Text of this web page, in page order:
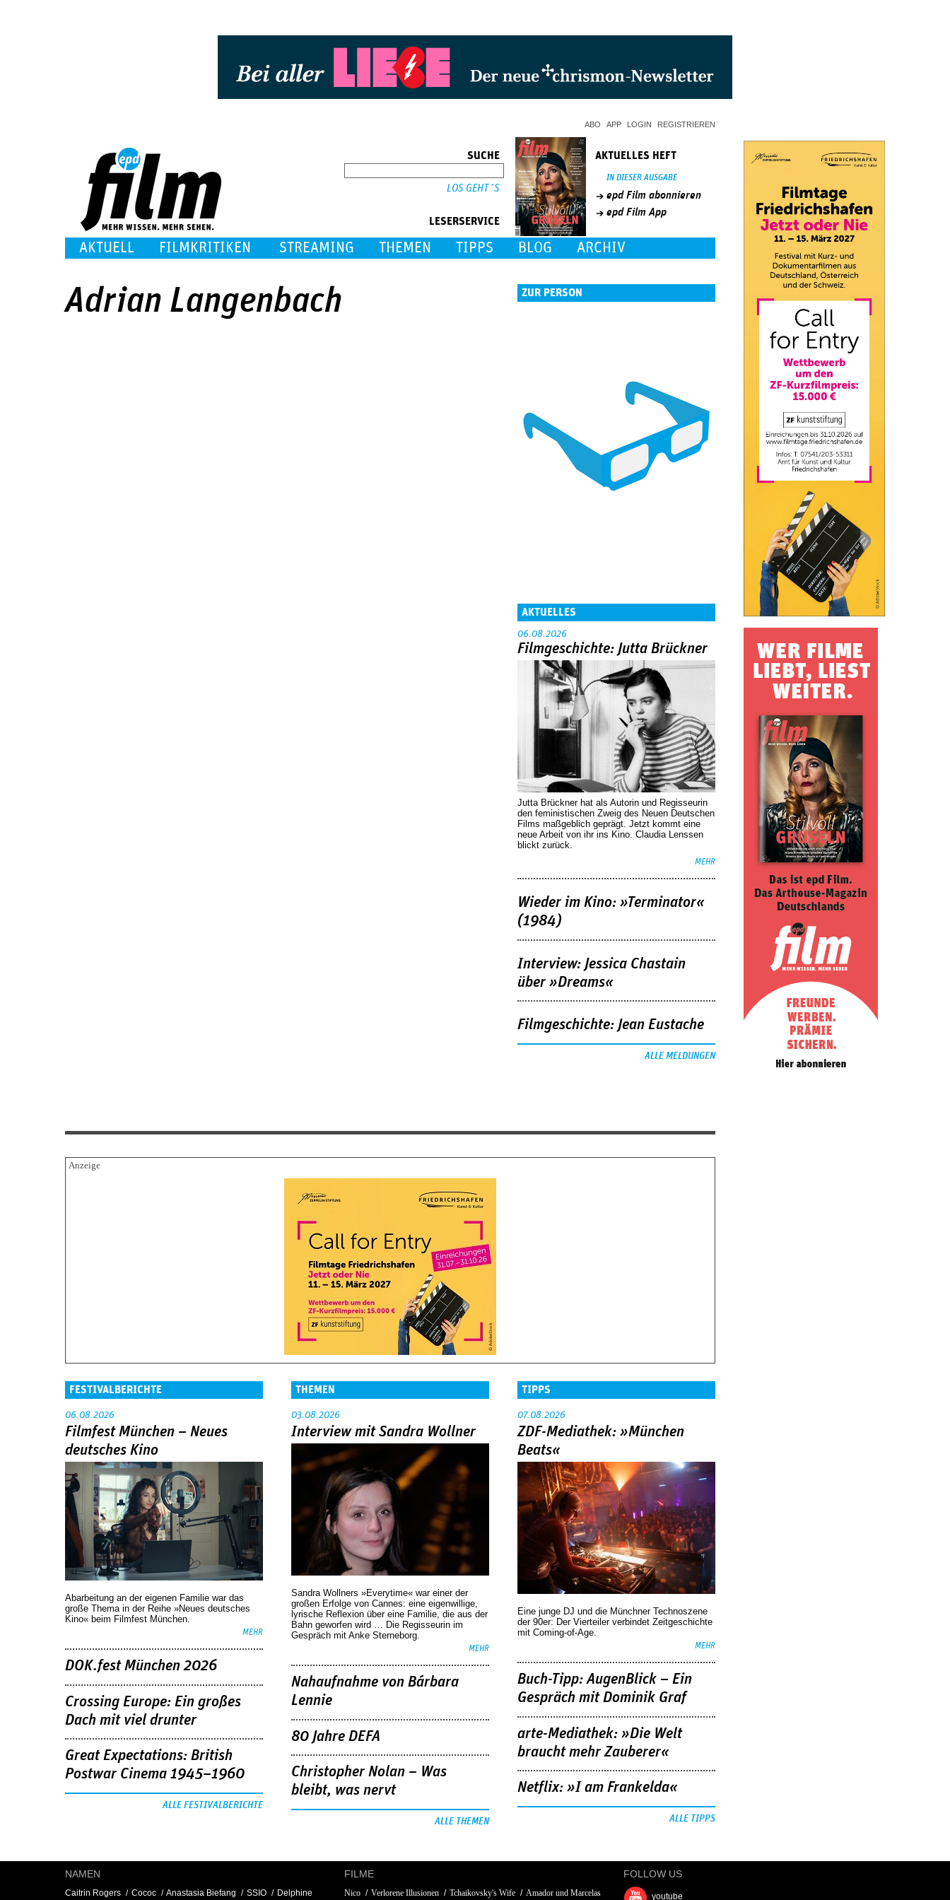
ABO APP LOGIN REGISTRIEREN
SUCHE
LESERSERVICE
AKTUELLES HEFT
IN DIESER AUSGABE
epd Film abonnieren
epd Film App
AKTUELL FILMKRITIKEN STREAMING THEMEN TIPPS BLOG ARCHIV
Adrian Langenbach ZUR PERSON
AKTUELLES
06.08.2026
Filmgeschichte: Jutta Brückner
Jutta Brückner hat als Autorin und Regisseurin
den feministischen Zweig des Neuen Deutschen
Films maßgeblich geprägt. Jetzt kommt eine
neue Arbeit von ihr ins Kino. Claudia Lenssen
blickt zurück.
MEHR
Wieder im Kino: »Terminator«
(1984)
Interview: Jessica Chastain
über »Dreams«
Filmgeschichte: Jean Eustache
ALLE MELDUNGEN
FESTIVALBERICHTE
06.08.2026
Filmfest München – Neues
deutsches Kino
Abarbeitung an der eigenen Familie war das
große Thema in der Reihe »Neues deutsches
Kino« beim Filmfest München.
MEHR
DOK.fest München 2026
Crossing Europe: Ein großes
Dach mit viel drunter
Great Expectations: British
Postwar Cinema 1945–1960
ALLE FESTIVALBERICHTE
THEMEN
03.08.2026
Interview mit Sandra Wollner
Sandra Wollners »Everytime« war einer der
großen Erfolge von Cannes: eine eigenwillige,
lyrische Reflexion über eine ­Familie, die aus der
Bahn geworfen wird … Die Regisseurin im
Gespräch mit Anke Sterneborg.
MEHR
Nahaufnahme von Bárbara
Lennie
80 Jahre DEFA
Christopher Nolan – Was
bleibt, was nervt
ALLE THEMEN
TIPPS
07.08.2026
ZDF-Mediathek: »München
Beats«
Eine junge DJ und die Münchner Technoszene
der 90er: Der Vierteiler verbindet Zeitgeschichte
mit Coming-of-Age.
MEHR
Buch-Tipp: AugenBlick – Ein
Gespräch mit Dominik Graf
arte-Mediathek: »Die Welt
braucht mehr Zauberer«
Netflix: »I am Frankelda«
ALLE TIPPS
NAMEN
Caitrin Rogers Cococ Anastasia Biefang SSIO Delphine
FILME
Nico Verlorene Illusionen Tchaikovsky's Wife Amador und Marcelas
FOLLOW US
youtube